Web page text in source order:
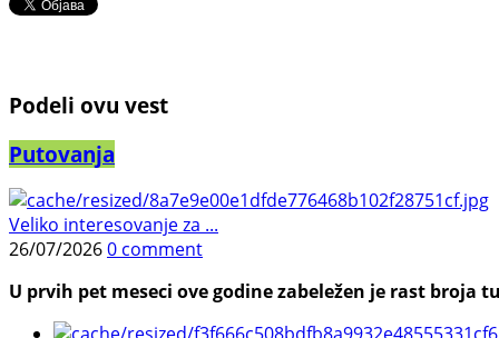
Podeli ovu vest
Putovanja
Veliko interesovanje za ...
26/07/20260 comment
U prvih pet meseci ove godine zabeležen je rast